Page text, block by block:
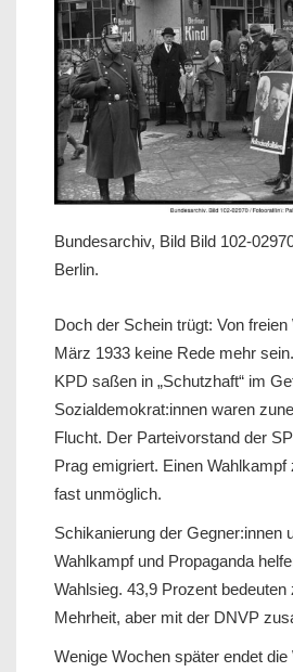
Bundesarchiv, Bild Bild 102-
Berlin.
Doch der Schein trügt: Von freien
März 1933 keine Rede mehr
KPD saßen in „Schutzhaft“ im
Sozialdemokrat:innen waren
Flucht. Der Parteivorstand der
Prag emigriert. Einen
fast unmöglich.
Schikanierung der Gegner:innen
Wahlkampf und Propaganda
Wahlsieg. 43,9 Prozent
Mehrheit, aber mit der DNVP
Wenige Wochen später endet die